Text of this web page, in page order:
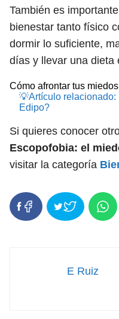
También es
bienestar tanto físico
dormir lo suficiente,
días y llevar una dieta
Cómo afrontar tus miedos
💡Artículo relacionado:
Edipo?
Si quieres conocer
Escopofobia: el
visitar la categoría
E Ruiz